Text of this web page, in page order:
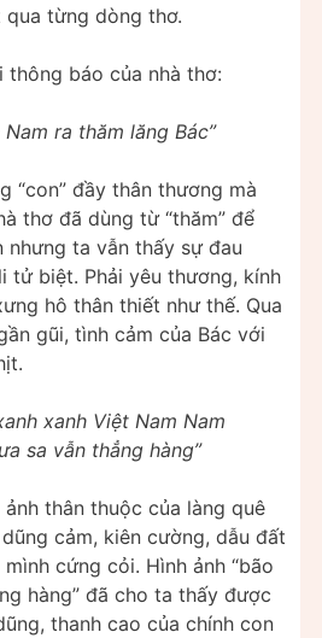
từng dòng thơ.
báo của nhà thơ:
Nam ra thăm lăng Bác”
“con” đầy thân thương mà
thơ đã dùng từ “thăm” để
ta vẫn thấy sự đau
tử biệt. Phải yêu thương, kính
hô thân thiết như thế. Qua
gũi, tình cảm của Bác với
xanh Việt Nam Nam
sa vẫn thẳng hàng”
thân thuộc của làng quê
cảm, kiên cường, dẫu đất
cứng cỏi. Hình ảnh “bão
hàng” đã cho ta thấy được
thanh cao của chính con